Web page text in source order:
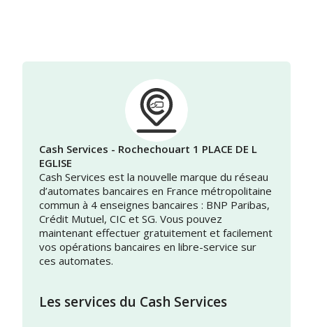
Cash Services - Rochechouart 1 PLACE DE L
EGLISE
Cash Services est la nouvelle marque du réseau
d’automates bancaires en France métropolitaine
commun à 4 enseignes bancaires : BNP Paribas,
Crédit Mutuel, CIC et SG. Vous pouvez
maintenant effectuer gratuitement et facilement
vos opérations bancaires en libre-service sur
ces automates.
Les services du Cash Services